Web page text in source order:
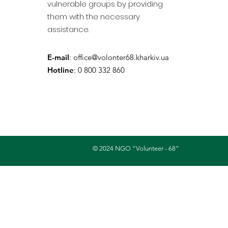
vulnerable groups by providing
them with the necessary
assistance.
E-mail: office@volonter68.kharkiv.ua
Hotline: 0 800 332 860
© 2024 NGO “Volunteer - 68”